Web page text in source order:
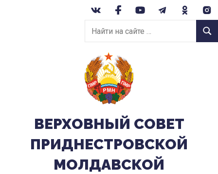
Найти
на
сайте:
ВЕРХОВНЫЙ CОВЕТ
ПРИДНЕСТРОВСКОЙ
МОЛДАВСКОЙ